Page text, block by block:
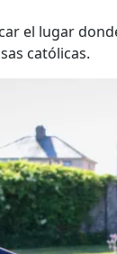
el lugar
católicas.